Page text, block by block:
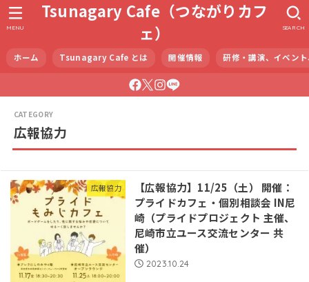
Tsunagary Cafe（つながりカフ
ェ）
ホーム Tsunagary Cafe とは 開催情報 研修・講演、イベン
SEARCH
MENU
広報協力
広報協力
【広報協力】11/25（土） 開催：
プライドカフェ・個別相談会 IN尼
崎（プライドプロジェクト 主催、
尼崎市立ユース交流センター 共
催）
2023.10.24